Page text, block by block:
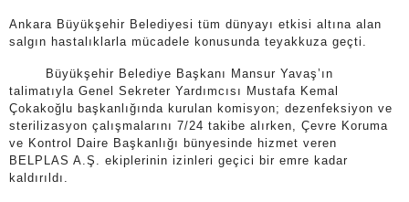
Ankara Büyükşehir Belediyesi tüm dünyayı etkisi altına alan
salgın hastalıklarla mücadele konusunda teyakkuza geçti.
Büyükşehir Belediye Başkanı Mansur Yavaş’ın
talimatıyla Genel Sekreter Yardımcısı Mustafa Kemal
Çokakoğlu başkanlığında kurulan komisyon; dezenfeksiyon ve
sterilizasyon çalışmalarını 7/24 takibe alırken, Çevre Koruma
ve Kontrol Daire Başkanlığı bünyesinde hizmet veren
BELPLAS A.Ş. ekiplerinin izinleri geçici bir emre kadar
kaldırıldı.